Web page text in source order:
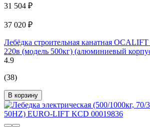
31 504 ₽
37 020 ₽
Лебёдка строительная канатная
220в (модель 500кг) (алюминиевый
4.9
(38)
В корзину